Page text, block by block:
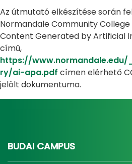
Az útmutató elkészítése során
Normandale Community College
Content Generated by Artificial
című,
https://
ry/ai-apa.pdf címen elérhető
jelölt dokumentuma.
BUDAI CAMPUS